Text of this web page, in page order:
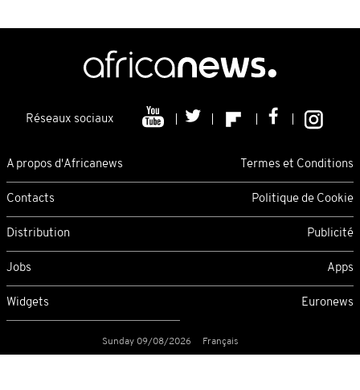
Réseaux sociaux
A propos d'Africanews Termes et Conditions
Contacts Politique de Cookie
Distribution Publicité
Jobs Apps
Widgets Euronews
Sunday 09/08/2026